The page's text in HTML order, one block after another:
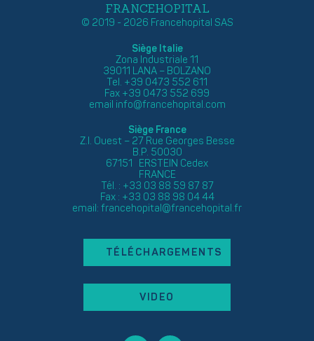
FRANCEHOPITAL
© 2019 - 2026 Francehopital SAS
Siège Italie
Zona Industriale 11
39011 LANA – BOLZANO
Tel. +39 0473 552 611
Fax +39 0473 552 699
email info@francehopital.com
Siège France
Z.I. Ouest – 27 Rue Georges Besse
B.P. 50030
67151 ERSTEIN Cedex
FRANCE
Tél. : +33 03 88 59 87 87
Fax : +33 03 88 98 04 44
email: francehopital@francehopital.fr
TÉLÉCHARGEMENTS
VIDEO